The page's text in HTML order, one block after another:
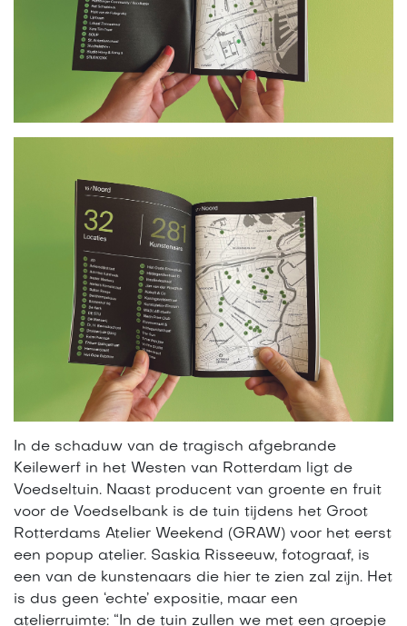
In de schaduw van de tragisch afgebrande
Keilewerf in het Westen van Rotterdam ligt de
Voedseltuin. Naast producent van groente en fruit
voor de Voedselbank is de tuin tijdens het Groot
Rotterdams Atelier Weekend (GRAW) voor het eerst
een popup atelier. Saskia Risseeuw, fotograaf, is
een van de kunstenaars die hier te zien zal zijn. Het
is dus geen ‘echte’ expositie, maar een
atelierruimte: “In de tuin zullen we met een groepje